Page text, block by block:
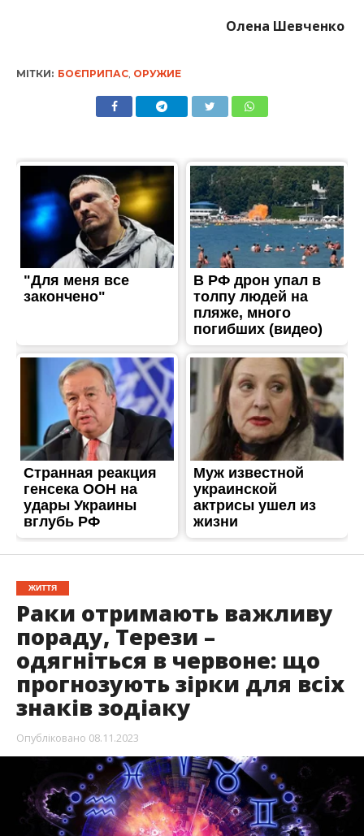
Олена Шевченко
МІТКИ: БОЄПРИПАС, ОРУЖИЕ
ЖИТТЯ
Раки отримають важливу
пораду, Терези –
одягніться в червоне: що
прогнозують зірки для всіх
знаків зодіаку
Опубліковано 08.11.2023